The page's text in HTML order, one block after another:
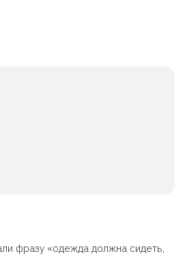
фразу «одежда должна сидеть,